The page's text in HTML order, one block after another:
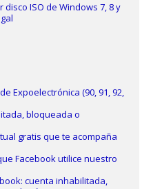
disco ISO de Windows 7, 8 y
Expoelectrónica (90, 91, 92,
bloqueada o
gratis que te acompaña
Facebook utilice nuestro
cuenta inhabilitada,